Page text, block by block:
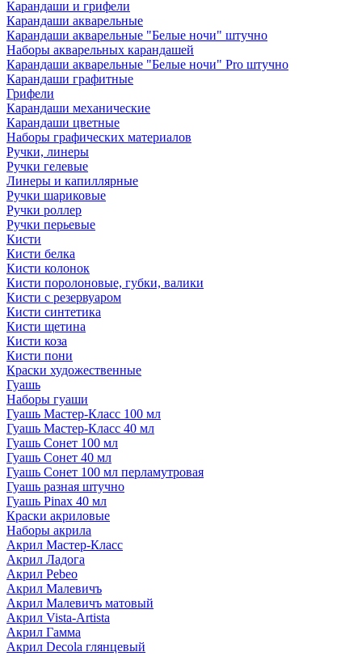
Карандаши и грифели
Карандаши акварельные
Карандаши акварельные "Белые ночи" штучно
Наборы акварельных карандашей
Карандаши акварельные "Белые ночи" Pro штучно
Карандаши графитные
Грифели
Карандаши механические
Карандаши цветные
Наборы графических материалов
Ручки, линеры
Ручки гелевые
Линеры и капиллярные
Ручки шариковые
Ручки роллер
Ручки перьевые
Кисти
Кисти белка
Кисти колонок
Кисти поролоновые, губки, валики
Кисти с резервуаром
Кисти синтетика
Кисти щетина
Кисти коза
Кисти пони
Краски художественные
Гуашь
Наборы гуаши
Гуашь Мастер-Класс 100 мл
Гуашь Мастер-Класс 40 мл
Гуашь Сонет 100 мл
Гуашь Сонет 40 мл
Гуашь Сонет 100 мл перламутровая
Гуашь разная штучно
Гуашь Pinax 40 мл
Краски акриловые
Наборы акрила
Акрил Мастер-Класс
Акрил Ладога
Акрил Pebeo
Акрил Малевичъ
Акрил Малевичъ матовый
Акрил Vista-Artista
Акрил Гамма
Акрил Decola глянцевый